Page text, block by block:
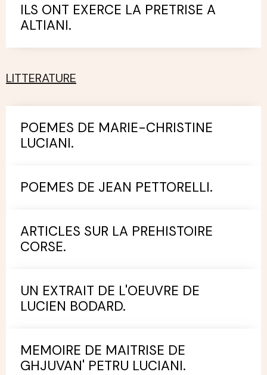
ILS ONT EXERCE LA PRETRISE A
ALTIANI.
LITTERATURE
POEMES DE MARIE-CHRISTINE
LUCIANI.
POEMES DE JEAN PETTORELLI.
ARTICLES SUR LA PREHISTOIRE
CORSE.
UN EXTRAIT DE L'OEUVRE DE
LUCIEN BODARD.
MEMOIRE DE MAITRISE DE
GHJUVAN' PETRU LUCIANI.